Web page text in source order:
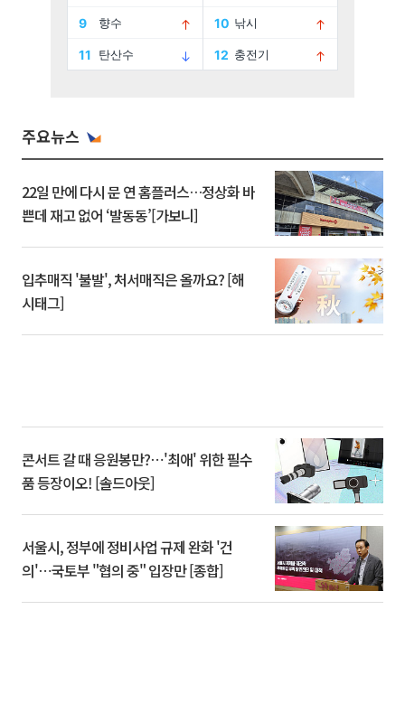
주요뉴스
22일 만에 다시 문 연 홈플러스…정상화 바
쁜데 재고 없어 ‘발동동’[가보니]
입추매직 '불발', 처서매직은 올까요? [해
시태그]
콘서트 갈 때 응원봉만?⋯'최애' 위한 필수
품 등장이오! [솔드아웃]
서울시, 정부에 정비사업 규제 완화 '건
의'⋯국토부 "협의 중" 입장만 [종합]